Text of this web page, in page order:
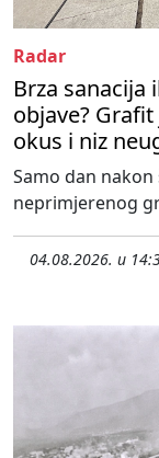
Radar
Brza sanacija
objave?
okus i niz
Samo dan
neprimjerenog
04.08.2026. u